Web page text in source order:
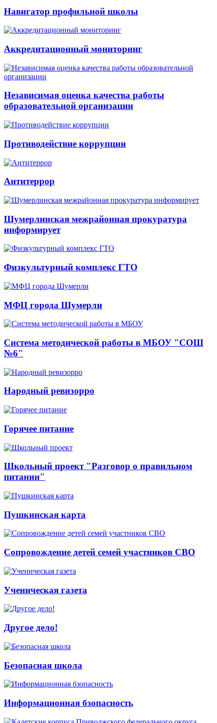
Навигатор профильной школы
Аккредитационный мониторинг
Независимая оценка качества работы
образовательной организации
Противодействие коррупции
Антитеррор
Шумерлинская межрайонная прокуратура
информирует
Физкультурный комплекс ГТО
МФЦ города Шумерли
Система методической работы в МБОУ "СОШ
№6"
Народный ревизорро
Горячее питание
Школьный проект "Разговор о правильном
питании"
Пушкинская карта
Сопровождение детей семей участников СВО
Ученическая газета
Другое дело!
Безопасная школа
Информационная бзопасность